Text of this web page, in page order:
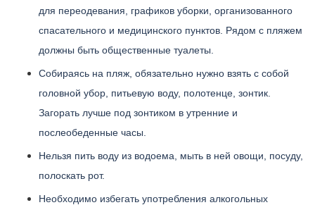
для переодевания, графиков уборки, организованного
спасательного и медицинского пунктов. Рядом с пляжем
должны быть общественные туалеты.
Собираясь на пляж, обязательно нужно взять с собой
головной убор, питьевую воду, полотенце, зонтик.
Загорать лучше под зонтиком в утренние и
послеобеденные часы.
Нельзя пить воду из водоема, мыть в ней овощи, посуду,
полоскать рот.
Необходимо избегать употребления алкогольных